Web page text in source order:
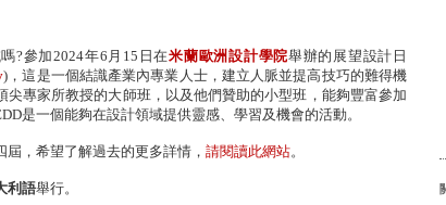
?參加2024年6月15日在米蘭歐洲設計學院舉辦的展望設計日
)，這是一個結識產業內專業人士，建立人脈並提高技巧的難得機
尖專家所教授的大師班，以及他們贊助的小型班，能夠豐富參加
是一個能夠在設計領域提供靈感、學習及機會的活動。
屆，希望了解過去的更多詳情， 請閱讀此網站。
利語舉行。